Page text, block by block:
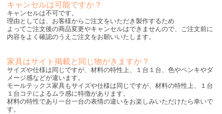
キャンセルは可能ですか？
キャンセルは不可です。
理由としては、お客様からご注文をいただき製作するため
よってご注文後の商品変更やキャンセルはできませんので、ご注文前に
内容をよく確認のうえご注文をお願いいたします。
家具はサイト掲載と同じ物がきますか？
サイズや仕様は同じですが、材料の特性上、１台１台、色やペンキやダ
メージ感などが違います。
モールテックス家具もサイズや仕様は同じですが、材料の特性上、１台
１台コテによるムラ感に特徴があります。
材料の特性であり一台一台の表情の違いをお楽しみいただけたら幸いで
す。